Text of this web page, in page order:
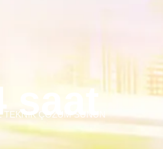
saat
TEKNİK ÇÖZÜM SUNUN